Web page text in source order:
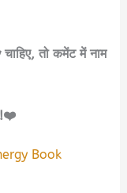
तो कमेंट में नाम
Book